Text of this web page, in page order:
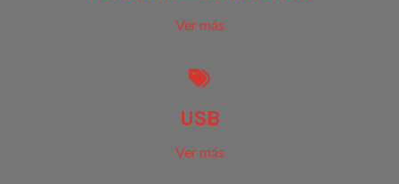
Ver más
USB
Ver más